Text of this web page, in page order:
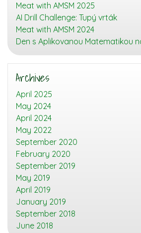
Meat with AMSM 2025
AI Drill Challenge: Tupý vrták
Meat with AMSM 2024
Den s Aplikovanou Matematikou
Archives
April 2025
May 2024
April 2024
May 2022
September 2020
February 2020
September 2019
May 2019
April 2019
January 2019
September 2018
June 2018